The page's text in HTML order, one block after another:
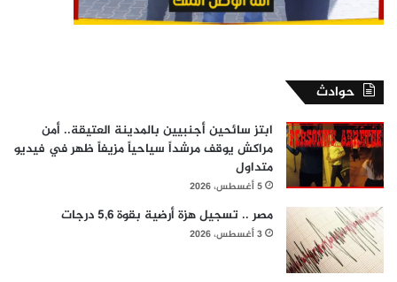
حوادث
ابتز سائحين أجنبيين بالمدينة العتيقة.. أمن
مراكش يوقف مرشداً سياحياً مزيفاً ظهر في فيديو
متداول
5 أغسطس، 2026
مصر .. تسجيل هزة أرضية بقوة 5,6 درجات
3 أغسطس، 2026